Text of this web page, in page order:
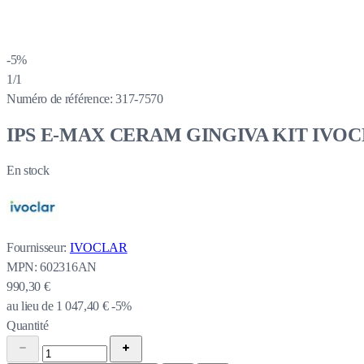
-5%
1/1
Numéro de référence: 317-7570
IPS E-MAX CERAM GINGIVA KIT
En stock
Fournisseur: IVOCLAR
MPN: 602316AN
990,30 €
au lieu de 1 047,40 € -5%
Quantité